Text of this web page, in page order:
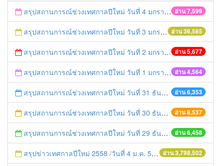
อ่าน 7,599
สรุปสถานการณ์ช่วงเทศกาลปีใหม่ วันที่ 4 มกราคม 2559
อ่าน 36,585
สรุปสถานการณ์ช่วงเทศกาลปีใหม่ วันที่ 3 มกราคม 2559
อ่าน 5,677
สรุปสถานการณ์ช่วงเทศกาลปีใหม่ วันที่ 2 มกราคม 2559
อ่าน 4,564
สรุปสถานการณ์ช่วงเทศกาลปีใหม่ วันที่ 1 มกราคม 2559
อ่าน 6,353
สรุปสถานการณ์ช่วงเทศกาลปีใหม่ วันที่ 31 ธันวาคม 2558
อ่าน 8,537
สรุปสถานการณ์ช่วงเทศกาลปีใหม่ วันที่ 30 ธันวาคม 2558
อ่าน 6,458
สรุปสถานการณ์ช่วงเทศกาลปีใหม่ วันที่ 29 ธันวาคม 2558
อ่าน 3,798,502
สรุปข่าวเทศกาลปีใหม่ 2558 /วันที่ 4 ม.ค. 58